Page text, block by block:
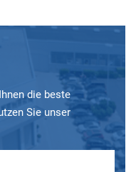
die beste
Sie unser